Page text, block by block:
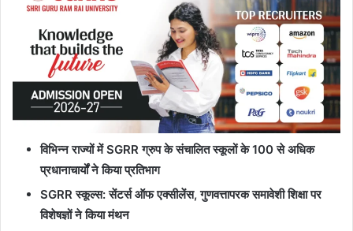
विभिन्न राज्यों में SGRR ग्रुप के संचालित स्कूलों के 100 से अधिक
प्रधानाचार्यों ने किया प्रतिभाग
SGRR स्कूल्स: सेंटर्स ऑफ एक्सीलेंस, गुणवत्तापरक समावेशी शिक्षा पर
विशेषज्ञों ने किया मंथन